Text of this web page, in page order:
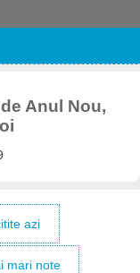
Anul Nou,
azi
mari note